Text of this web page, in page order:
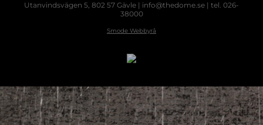
Utanvindsvägen 5, 802 57 Gävle | info@thedome.se | tel. 026-
38000
Smode Webbyrå